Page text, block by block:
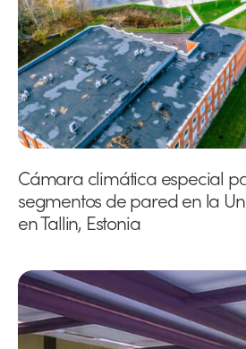
Cámara climática especial
segmentos de pared en la
en Tallin, Estonia